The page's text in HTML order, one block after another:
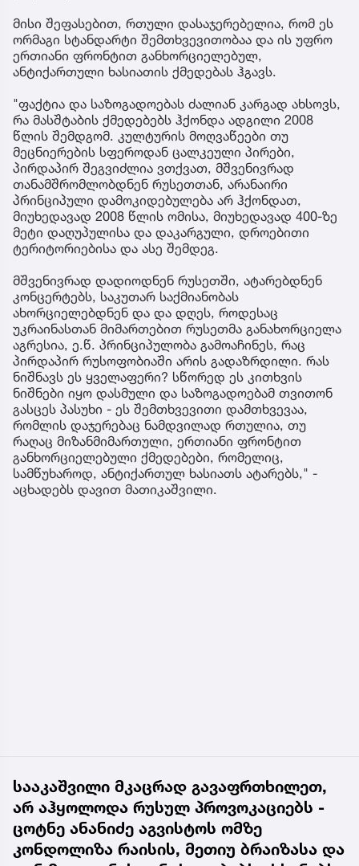
მისი შეფასებით, რთული დასაჯერებელია, რომ ეს
ორმაგი სტანდარტი შემთხვევითობაა და ის უფრო
ერთიანი ფრონტით განხორციელებულ,
ანტიქართული ხასიათის ქმედებას ჰგავს.
"ფაქტია და საზოგადოებას ძალიან კარგად ახსოვს,
რა მასშტაბის ქმედებებს ჰქონდა ადგილი 2008
წლის შემდგომ. კულტურის მოღვაწეები თუ
მეცნიერების სფეროდან ცალკეული პირები,
პირდაპირ შეგვიძლია ვთქვათ, მშვენივრად
თანამშრომლობდნენ რუსეთთან, არანაირი
პრინციპული დამოკიდებულება არ ჰქონდათ,
მიუხედავად 2008 წლის ომისა, მიუხედავად 400-ზე
მეტი დაღუპულისა და დაკარგული, დროებითი
ტერიტორიებისა და ასე შემდეგ.
მშვენივრად დადიოდნენ რუსეთში, ატარებდნენ
კონცერტებს, საკუთარ საქმიანობას
ახორციელებდნენ და და დღეს, როდესაც
უკრაინასთან მიმართებით რუსეთმა განახორციელა
აგრესია, ე.წ. პრინციპულობა გამოაჩინეს, რაც
პირდაპირ რუსოფობიაში არის გადაზრდილი. რას
ნიშნავს ეს ყველაფერი? სწორედ ეს კითხვის
ნიშნები იყო დასმული და საზოგადოებამ თვითონ
გასცეს პასუხი - ეს შემთხვევითი დამთხვევაა,
რომლის დაჯერებაც ნამდვილად რთულია, თუ
რაღაც მიზანმიმართული, ერთიანი ფრონტით
განხორციელებული ქმედებები, რომელიც,
სამწუხაროდ, ანტიქართულ ხასიათს ატარებს," -
აცხადებს დავით მათიკაშვილი.
სააკაშვილი მკაცრად გავაფრთხილეთ,
არ აჰყოლოდა რუსულ პროვოკაციებს -
ცოტნე ანანიძე აგვისტოს ომზე
კონდოლიზა რაისის, მეთიუ ბრაიზასა და